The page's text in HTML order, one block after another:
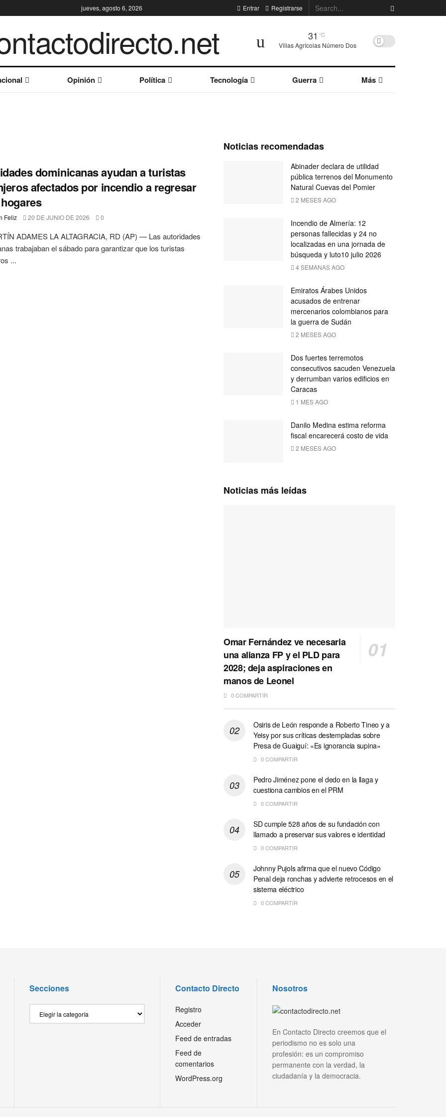
jueves, agosto 6, 2026 Entrar Registrarse
31 °C
Villas Agrícolas Número Dos
Opinión Política Tecnología Guerra Más
dominicanas ayudan a turistas
afectados por incendio a regresar
Feliz 20 DE JUNIO DE 2026 0
ADAMES LA ALTAGRACIA, RD (AP) — Las autoridades
trabajaban el sábado para garantizar que los turistas
...
Noticias recomendadas
Abinader declara de utilidad
pública terrenos del Monumento
Natural Cuevas del Pomier
2 MESES AGO
Incendio de Almería: 12
personas fallecidas y 24 no
localizadas en una jornada de
búsqueda y luto10 julio 2026
4 SEMANAS AGO
Emiratos Árabes Unidos
acusados ​​de entrenar
mercenarios colombianos para
la guerra de Sudán
2 MESES AGO
Dos fuertes terremotos
consecutivos sacuden Venezuela
y derrumban varios edificios en
Caracas
1 MES AGO
Danilo Medina estima reforma
fiscal encarecerá costo de vida
2 MESES AGO
Noticias más leídas
Omar Fernández ve necesaria
una alianza FP y el PLD para
2028; deja aspiraciones en
manos de Leonel
0 COMPARTIR
Osiris de León responde a Roberto Tineo y a
Yeisy por sus críticas destempladas sobre
Presa de Guaiguí: «Es ignorancia supina»
0 COMPARTIR
Pedro Jiménez pone el dedo en la llaga y
cuestiona cambios en el PRM
0 COMPARTIR
SD cumple 528 años de su fundación con
llamado a preservar sus valores e identidad
0 COMPARTIR
Johnny Pujols afirma que el nuevo Código
Penal deja ronchas y advierte retrocesos en el
sistema eléctrico
0 COMPARTIR
Secciones Contacto Directo
Registro
Acceder
Feed de entradas
Feed de
comentarios
WordPress.org
Nosotros
En Contacto Directo creemos que el
periodismo no es solo una
profesión: es un compromiso
permanente con la verdad, la
ciudadanía y la democracia.